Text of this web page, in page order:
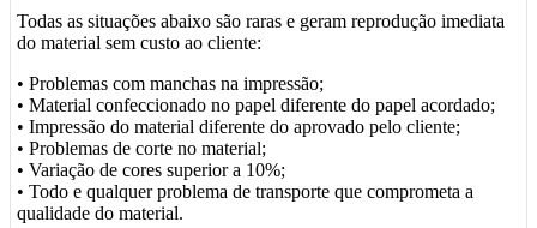
Todas as situações abaixo são raras e geram reprodução imediata
do material sem custo ao cliente:
• Problemas com manchas na impressão;
• Material confeccionado no papel diferente do papel acordado;
• Impressão do material diferente do aprovado pelo cliente;
• Problemas de corte no material;
• Variação de cores superior a 10%;
• Todo e qualquer problema de transporte que comprometa a
qualidade do material.